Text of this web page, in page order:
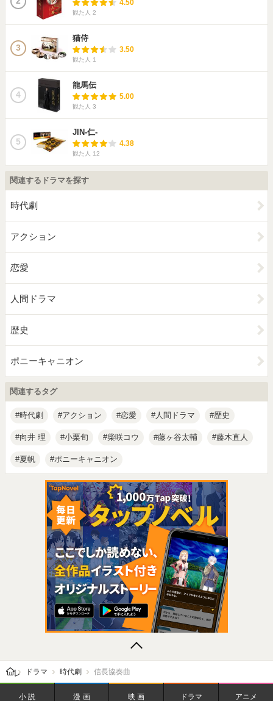
4.50
観た人 2
3
猫侍
3.50
観た人 1
4
龍馬伝
5.00
観た人 3
5
JIN-仁-
4.38
観た人 12
関連するドラマを探す
時代劇
アクション
恋愛
人間ドラマ
歴史
ポニーキャニオン
関連するタグ
時代劇 アクション 恋愛 人間ドラマ 歴史
向井 理 小栗旬 柴咲コウ 藤ヶ谷太輔 藤木直人
夏帆 ポニーキャニオン
レビューン トップ
ドラマ 時代劇 信長協奏曲
小説 漫画 映画 ドラマ アニメ